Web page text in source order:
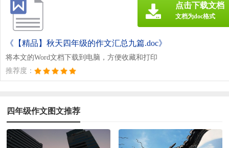
《【精品】秋天四年级的作文汇总九篇.doc》
将本文的Word文档下载到电脑，方便收藏和打印
推荐度：
点击下载文档
文档为doc格式
四年级作文图文推荐